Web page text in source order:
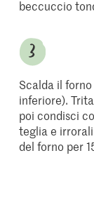
beccuccio
Scalda il
inferiore).
poi condisci
teglia e
del forno per